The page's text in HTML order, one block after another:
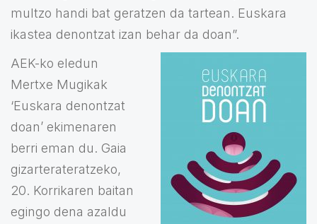
multzo handi bat geratzen da tartean. Euskara
ikastea denontzat izan behar da doan”.
AEK-ko eledun
Mertxe Mugikak
‘Euskara denontzat
doan’ ekimenaren
berri eman du. Gaia
gizarterateratzeko,
20. Korrikaren baitan
egingo dena azaldu